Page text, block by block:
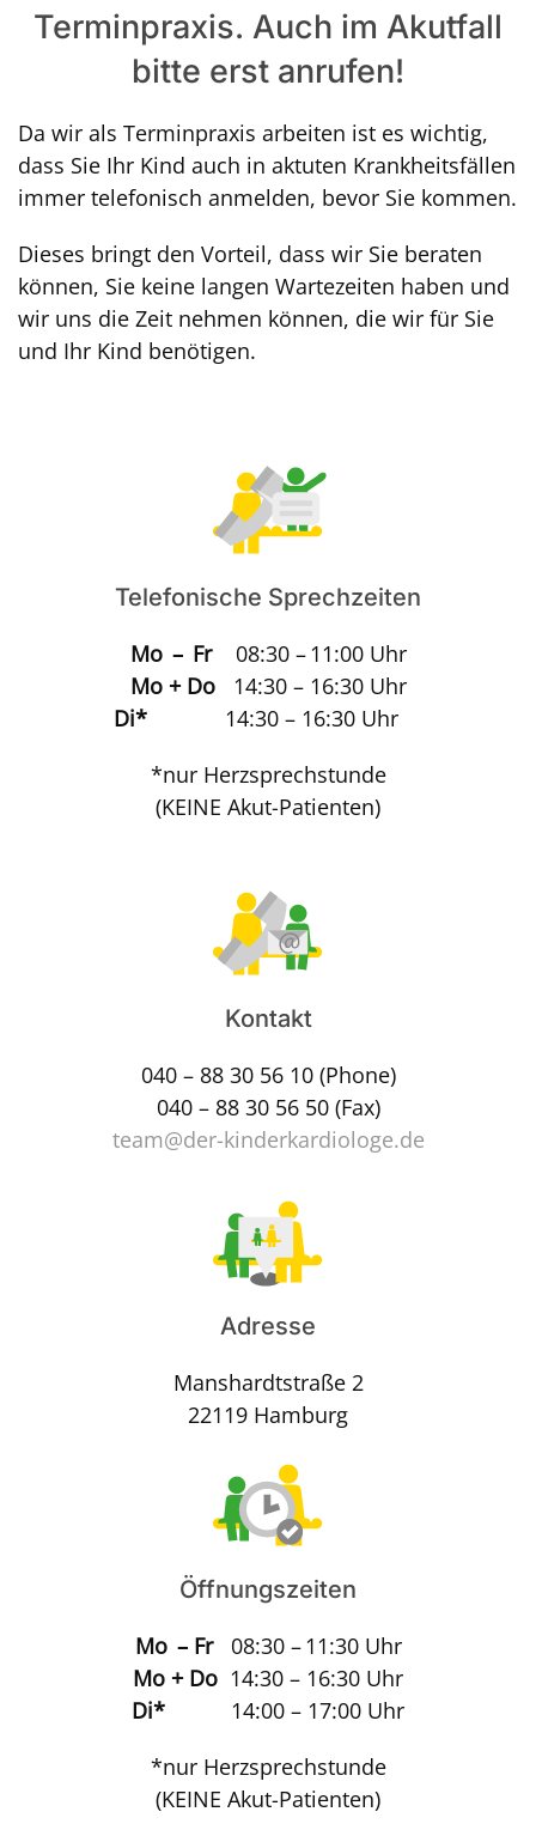
Terminpraxis. Auch im Akutfall
bitte erst anrufen!
Da wir als Terminpraxis arbeiten ist es wichtig,
dass Sie Ihr Kind auch in aktuten Krankheitsfällen
immer telefonisch anmelden, bevor Sie kommen.
Dieses bringt den Vorteil, dass wir Sie beraten
können, Sie keine langen Wartezeiten haben und
wir uns die Zeit nehmen können, die wir für Sie
und Ihr Kind benötigen.
Telefonische Sprechzeiten
Mo – Fr08:30 – 11:00 Uhr
Mo + Do14:30 – 16:30 Uhr
Di* 14:30 – 16:30 Uhr
*nur Herzsprechstunde
(KEINE Akut-Patienten)
Kontakt
040 – 88 30 56 10(Phone)
040 – 88 30 56 50 (Fax)
team@der-kinderkardiologe.de
Adresse
Manshardtstraße 2
22119 Hamburg
Öffnungszeiten
Mo – Fr 08:30 – 11:30 Uhr
Mo + Do 14:30 – 16:30 Uhr
Di* 14:00 – 17:00 Uhr
*nur Herzsprechstunde
(KEINE Akut-Patienten)